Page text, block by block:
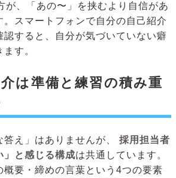
が、「あの〜」を挟むより自信があ
。スマートフォンで自分の自己紹介
認すると、自分が気づいていない癖
す。
は準備と練習の積み重
え」はありませんが、
採用担当者
」と感じる構成は共通しています。
概要・締めの言葉という4つの要素